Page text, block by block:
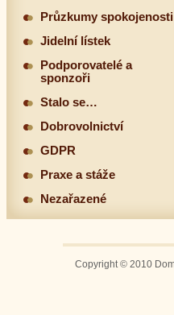
Průzkumy spokojenosti
Jidelní lístek
Podporovatelé a
sponzoři
Stalo se…
Dobrovolnictví
GDPR
Praxe a stáže
Nezařazené
Copyright © 2010